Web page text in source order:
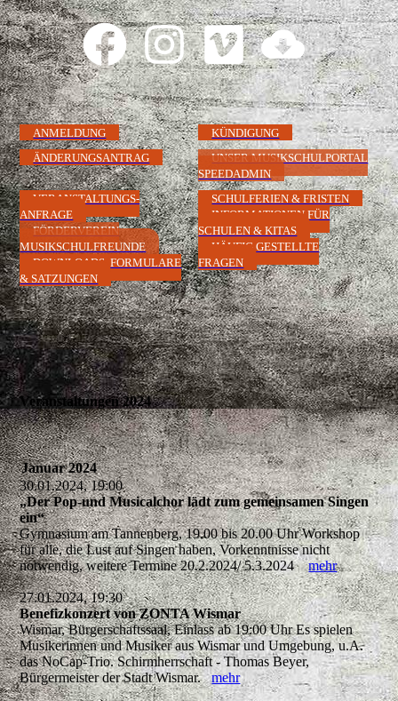
ANMELDUNG
KÜNDIGUNG
ÄNDERUNGSANTRAG
UNSER MUSIKSCHULPORTAL
SPEEDADMIN
VERANSTALTUNGS-
ANFRAGE
FÖRDERVEREIN
MUSIKSCHULFREUNDE
DOWNLOADS, FORMULARE
& SATZUNGEN
SCHULFERIEN & FRISTEN
INFORMATIONEN FÜR
SCHULEN & KITAS
HÄUFIG GESTELLTE
FRAGEN
Veranstaltungen 2024
Januar 2024
30.01.2024, 19:00
„Der Pop-und Musicalchor lädt zum gemeinsamen Singen
ein“
Gymnasium am Tannenberg, 19.00 bis 20.00 Uhr Workshop
für alle, die Lust auf Singen haben, Vorkenntnisse nicht
notwendig, weitere Termine 20.2.2024/ 5.3.2024mehr
27.01.2024, 19:30
Benefizkonzert von ZONTA Wismar
Wismar, Bürgerschaftssaal, Einlass ab 19:00 Uhr Es spielen
Musikerinnen und Musiker aus Wismar und Umgebung, u.A.
das NoCap-Trio. Schirmherrschaft - Thomas Beyer,
Bürgermeister der Stadt Wismar.mehr